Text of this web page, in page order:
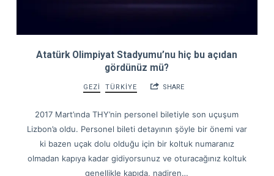
Atatürk Olimpiyat Stadyumu’nu hiç bu açıdan
gördünüz mü?
GEZİ TÜRKİYE SHARE
2017 Mart’ında THY’nin personel biletiyle son uçuşum
Lizbon’a oldu. Personel bileti detayının şöyle bir önemi var
ki bazen uçak dolu olduğu için bir koltuk numaranız
olmadan kapıya kadar gidiyorsunuz ve oturacağınız koltuk
genellikle kapıda, nadiren…